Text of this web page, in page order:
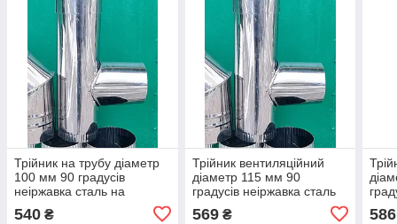
Трійник на трубу діаметр
100 мм 90 градусів
неіржавка сталь на
540 ₴
Трійник вентиляційний
діаметр 115 мм 90
градусів неіржавка сталь
569₴ 586